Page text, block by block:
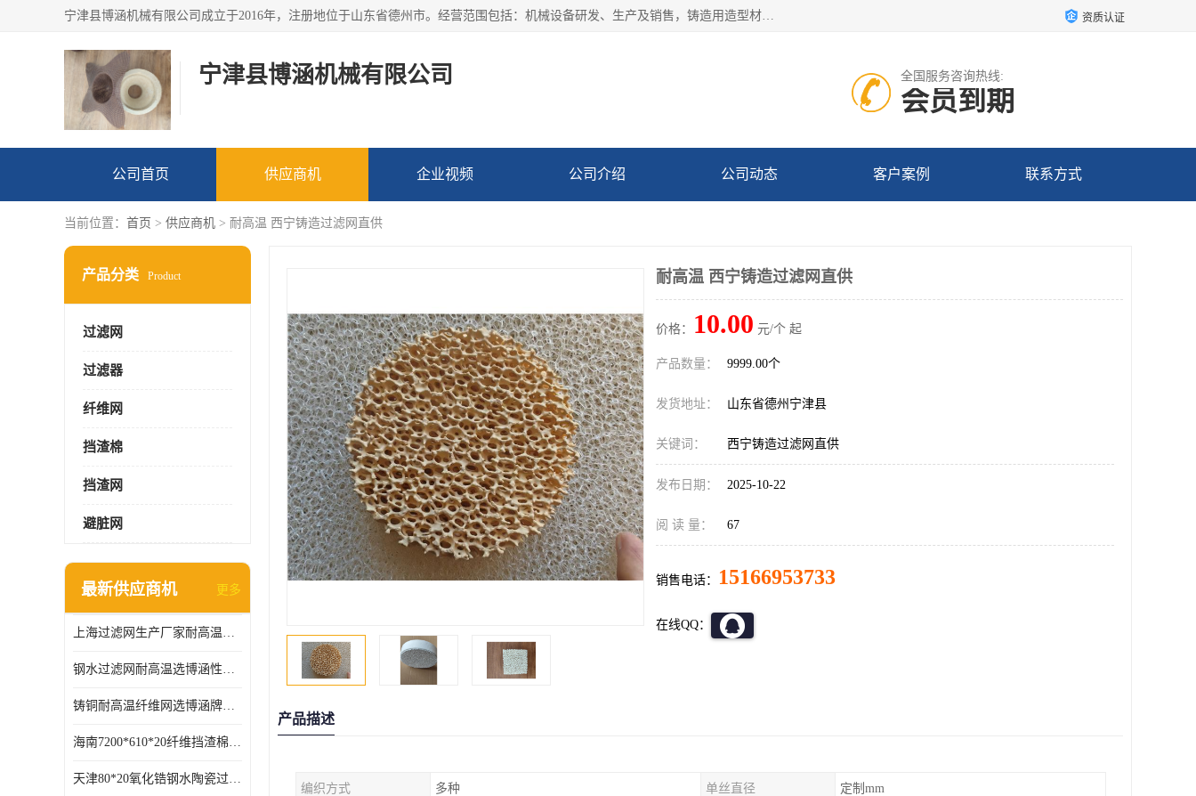
宁津县博涵机械有限公司成立于2016年，注册地位于山东省德州市。经营范围包括：机械设备研发、生产及销售，铸造用造型材料生产、销售，玻璃纤维及制品制造、销售，汽车零配件零售，机械零件、零部件加工，机械零件、零部件销售等；主要产品有：纤维过滤网,陶瓷过滤器,泡沫陶瓷过滤器,耐高温纤维过滤器,铸铁过滤器,铸铜过滤网,铸铝过滤网,铝轮毂过滤网,高效过滤网,高效陶瓷过滤网,高效纤维过滤网。 资质认证
宁津县博涵机械有限公司 全国服务咨询热线:
会员到期
公司首页 供应商机 企业视频 公司介绍 公司动态 客户案例 联系方式
当前位置： 首页 > 供应商机 > 耐高温 西宁铸造过滤网直供
产品分类 Product
过滤网
过滤器
纤维网
挡渣棉
挡渣网
避脏网
最新供应商机 更多
上海过滤网生产厂家耐高温可定制供应及时
钢水过滤网耐高温选博涵性能稳定价格合适
铸铜耐高温纤维网选博涵牌质量稳定
海南7200*610*20纤维挡渣棉耐高温
天津80*20氧化锆钢水陶瓷过滤器过滤效果明显
耐高温 西宁铸造过滤网直供
价格： 10.00 元/个 起
产品数量： 9999.00个
发货地址： 山东省德州宁津县
关键词： 西宁铸造过滤网直供
发布日期： 2025-10-22
阅 读 量： 67
销售电话： 15166953733
在线QQ：
产品描述
编织方式 多种 单丝直径 定制mm